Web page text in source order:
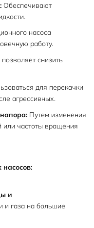
Обеспечивают
насоса
работу.
снизить
для перекачки
агрессивных.
Путем изменения
или частоты вращения
и
и газа на большие